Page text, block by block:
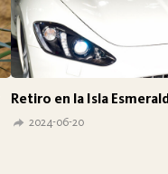
Retiro en la Isla
2024-06-20